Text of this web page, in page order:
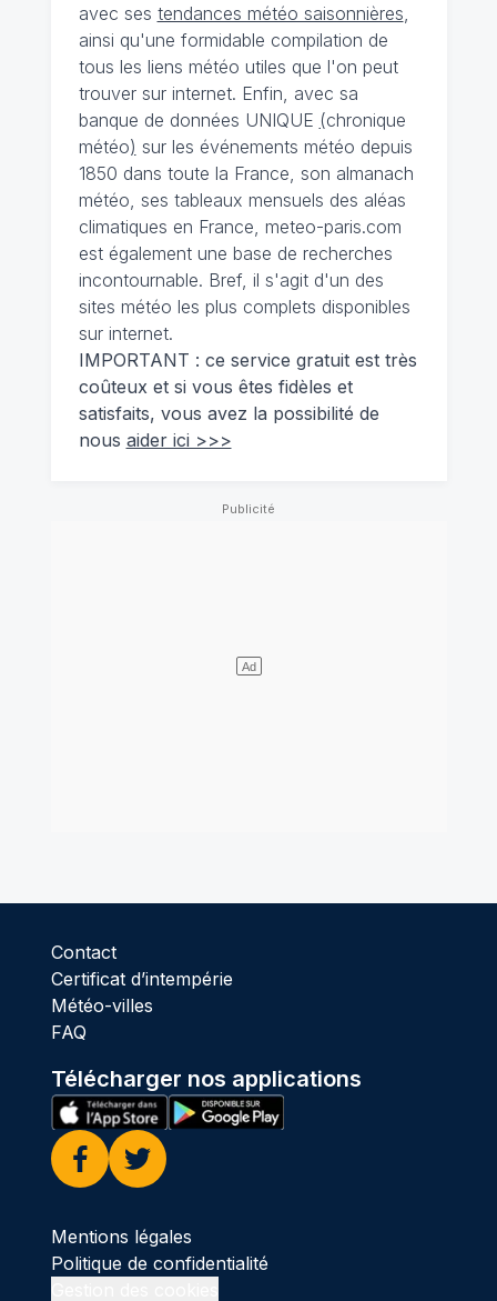
avec ses tendances météo saisonnières,
ainsi qu'une formidable compilation de
tous les liens météo utiles que l'on peut
trouver sur internet. Enfin, avec sa
banque de données UNIQUE (chronique
météo) sur les événements météo depuis
1850 dans toute la France, son almanach
météo, ses tableaux mensuels des aléas
climatiques en France, meteo-paris.com
est également une base de recherches
incontournable. Bref, il s'agit d'un des
sites météo les plus complets disponibles
sur internet.
IMPORTANT : ce service gratuit est très
coûteux et si vous êtes fidèles et
satisfaits, vous avez la possibilité de
nous aider ici >>>
Contact
Certificat d’intempérie
Météo-villes
FAQ
Télécharger nos applications
Facebook
Twitter
Mentions légales
Politique de confidentialité